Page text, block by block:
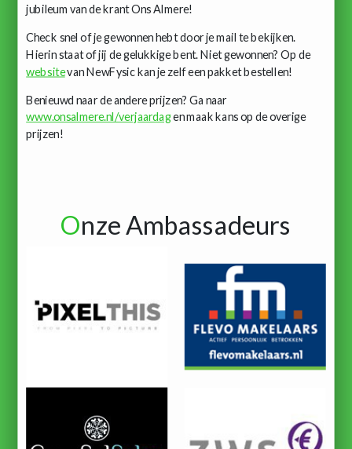
jubileum van de krant Ons Almere!
Check snel of je gewonnen hebt door je mail te bekijken.
Hierin staat of jij de gelukkige bent. Niet gewonnen? Op de
websitevan NewFysic kan je zelf een pakket bestellen!
Benieuwd naar de andere prijzen? Ga naar
www.onsalmere.nl/verjaardagen maak kans op de overige
prijzen!
Onze Ambassadeurs